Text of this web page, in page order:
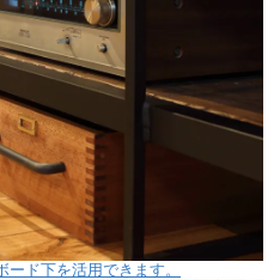
ド下を活用できます。